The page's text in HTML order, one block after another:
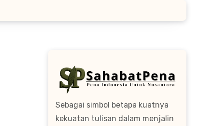
Sebagai simbol betapa kuatnya
kekuatan tulisan dalam menjalin